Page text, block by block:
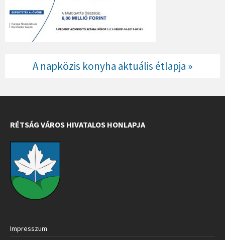
A napközis konyha aktuális étlapja »
RÉTSÁG VÁROS HIVATALOS HONLAPJA
Impresszum